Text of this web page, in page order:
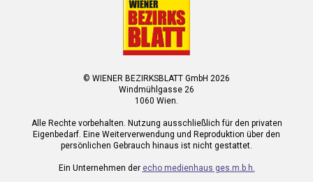
© WIENER BEZIRKSBLATT GmbH 2026
Windmühlgasse 26
1060 Wien.
Alle Rechte vorbehalten. Nutzung ausschließlich für den privaten
Eigenbedarf. Eine Weiterverwendung und Reproduktion über den
persönlichen Gebrauch hinaus ist nicht gestattet.
Ein Unternehmen der echo medienhaus ges.m.b.h.